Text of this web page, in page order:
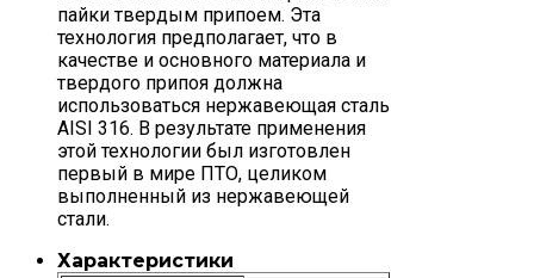
пайки твердым припоем. Эта
технология предполагает, что в
качестве и основного материала и
твердого припоя должна
использоваться нержавеющая сталь
AISI 316. В результате применения
этой технологии был изготовлен
первый в мире ПТО, целиком
выполненный из нержавеющей
стали.
Характеристики